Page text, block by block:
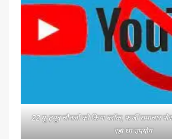
22 यू-ट्यूब चौनलों को किया ब्लॉक, फर्जी समाचार
रहा था उपयोग